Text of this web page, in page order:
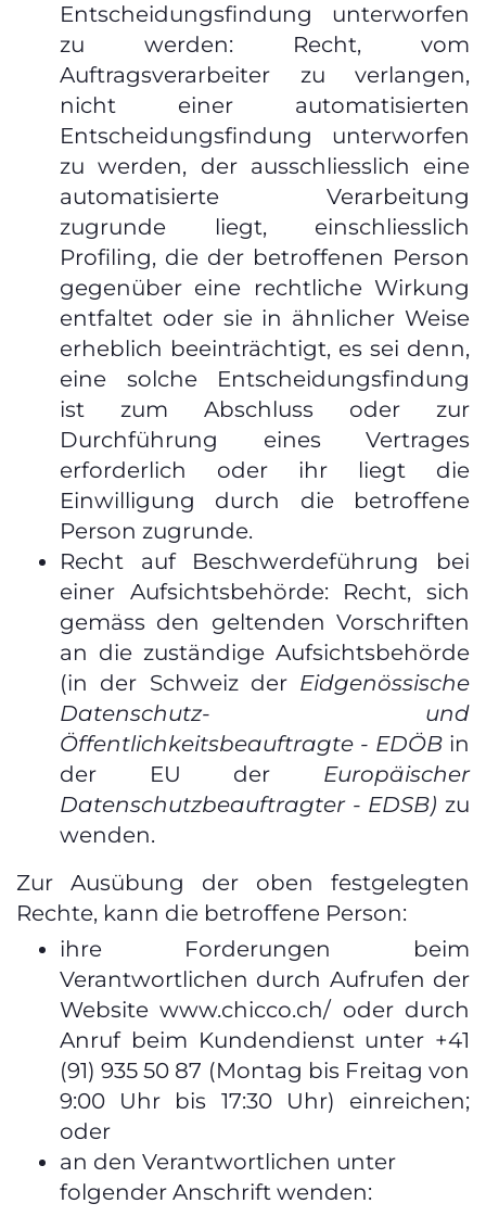
Entscheidungsfindung unterworfen
zu werden: Recht, vom
Auftragsverarbeiter zu verlangen,
nicht einer automatisierten
Entscheidungsfindung unterworfen
zu werden, der ausschliesslich eine
automatisierte Verarbeitung
zugrunde liegt, einschliesslich
Profiling, die der betroffenen Person
gegenüber eine rechtliche Wirkung
entfaltet oder sie in ähnlicher Weise
erheblich beeinträchtigt, es sei denn,
eine solche Entscheidungsfindung
ist zum Abschluss oder zur
Durchführung eines Vertrages
erforderlich oder ihr liegt die
Einwilligung durch die betroffene
Person zugrunde.
Recht auf Beschwerdeführung bei
einer Aufsichtsbehörde: Recht, sich
gemäss den geltenden Vorschriften
an die zuständige Aufsichtsbehörde
(in der Schweiz derEidgenössische
Datenschutz- und
Öffentlichkeitsbeauftragte - EDÖB in
der EU der Europäischer
Datenschutzbeauftragter - EDSB) zu
wenden.
Zur Ausübung der oben festgelegten
Rechte, kann die betroffene Person:
ihre Forderungen beim
Verantwortlichen durch Aufrufen der
Website www.chicco.ch/ oder durch
Anruf beim Kundendienst unter +41
(91) 935 50 87 (Montag bis Freitag von
9:00 Uhr bis 17:30 Uhr) einreichen;
oder
an den Verantwortlichen unter
folgender Anschrift wenden: